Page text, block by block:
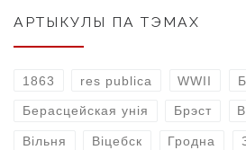
АРТЫКУЛЫ ПА ТЭМАХ
1863 res publica WWII
Берасцейская унія Брэст
Вільня Віцебск Гродна